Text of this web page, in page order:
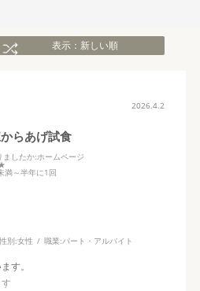
表示：新しい順
2026.4.2
らあげ試食
ましたか:ホームページ
満～半年に1回
性別:女性 職業:パート・アルバイト
す。